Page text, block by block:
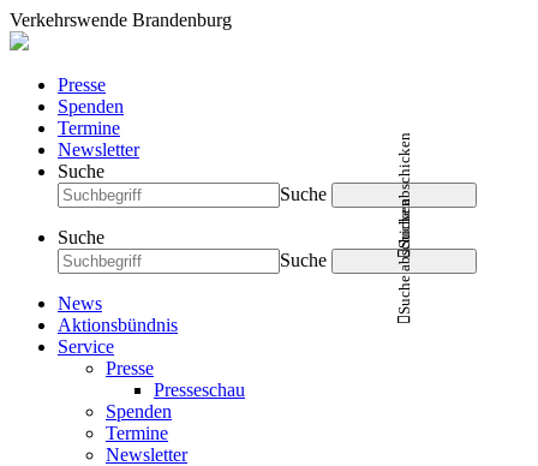
Verkehrswende Brandenburg
Presse
Spenden
Termine
Newsletter
Suche
Suche
Suche abschicken
Suche
Suche
Suche abschicken
News
Aktionsbündnis
Service
Presse
Presseschau
Spenden
Termine
Newsletter